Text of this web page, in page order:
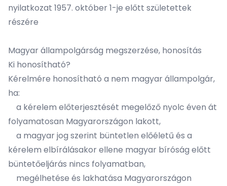
nyilatkozat 1957. október 1-je előtt születettek
részére
Magyar állampolgárság megszerzése, honosítás
Ki honosítható?
Kérelmére honosítható a nem magyar állampolgár,
ha:
a kérelem előterjesztését megelőző nyolc éven át
folyamatosan Magyarországon lakott,
a magyar jog szerint büntetlen előéletű és a
kérelem elbírálásakor ellene magyar bíróság előtt
büntetőeljárás nincs folyamatban,
megélhetése és lakhatása Magyarországon